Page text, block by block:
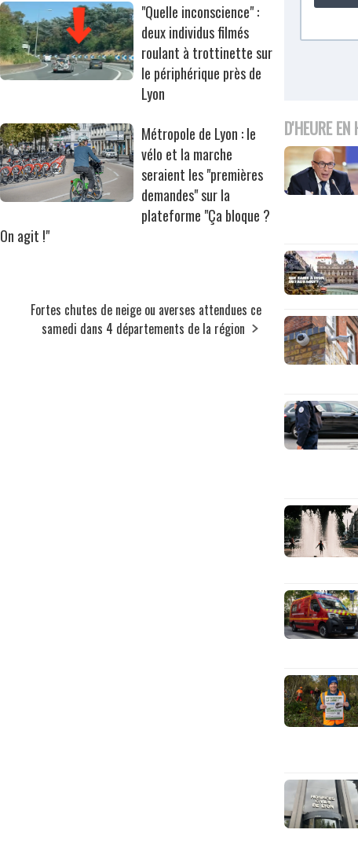
"Quelle inconscience" :
deux individus filmés
roulant à trottinette sur
le périphérique près de
Lyon
Métropole de Lyon : le
vélo et la marche
seraient les "premières
demandes" sur la
plateforme "Ça bloque ?
On agit !"
Fortes chutes de neige ou averses attendues ce
samedi dans 4 départements de la région
D'HEURE EN